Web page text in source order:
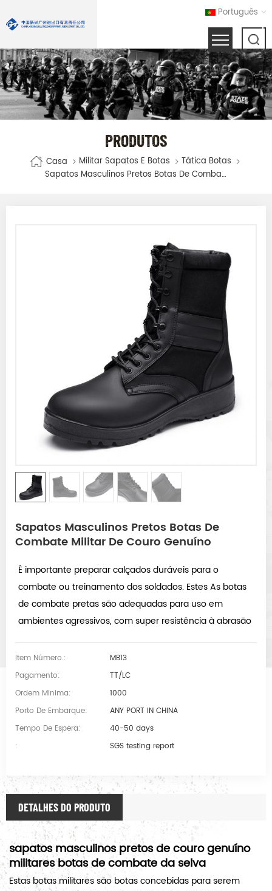
Português
PRODUTOS
Casa Militar Sapatos E Botas
Tática Botas
Sapatos Masculinos Pretos Botas De Combate Militar De Couro Genuíno
Sapatos Masculinos Pretos Botas De
Combate Militar De Couro Genuíno
É importante preparar calçados duráveis ​​para o
combate ou treinamento dos soldados. Estes As botas
de combate pretas são adequadas para uso em
ambientes agressivos, com super resistência à abrasão
Item Número.:
MB13
Pagamento:
TT/LC
Ordem Minima:
1000
Porto De Embarque:
ANY PORT IN CHINA
Tempo De Espera:
40-50 days
:
SGS testing report
DETALHES DO PRODUTO
sapatos masculinos pretos de couro genuíno
militaresbotas de combate da selva
Estas botas militares são botas concebidas para serem